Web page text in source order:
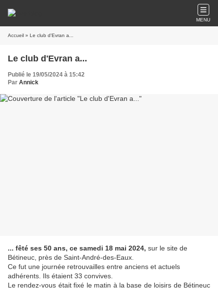
MENU
Accueil » Le club d'Evran a...
Le club d'Evran a...
Publié le 19/05/2024 à 15:42
Par Annick
... fêté ses 50 ans, ce samedi 18 mai 2024, sur le site de
Bétineuc, près de Saint-André-des-Eaux.
Ce fut une journée retrouvailles entre anciens et actuels
adhérents. Ils étaient 33 convives.
Le rendez-vous était fixé le matin à la base de loisirs de Bétineuc